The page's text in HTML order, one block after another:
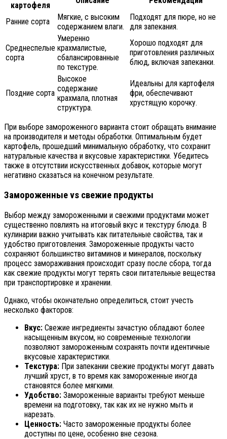
картофеля
Ранние сорта
Мягкие, с высоким
содержанием влаги.
Подходят для пюре, но не
для запекания.
Среднеспелые
сорта
Умеренно
крахмалистые,
сбалансированные
по текстуре.
Хорошо подходят для
приготовления различных
блюд, включая запеканки.
Поздние сорта
Высокое
содержание
крахмала, плотная
структура.
Идеальны для картофеля
фри, обеспечивают
хрустящую корочку.
При выборе замороженного варианта стоит обращать внимание
на производителя и методы обработки. Оптимальным будет
картофель, прошедший минимальную обработку, что сохранит
натуральные качества и вкусовые характеристики. Убедитесь
также в отсутствии искусственных добавок, которые могут
негативно сказаться на конечном результате.
Замороженные vs свежие продукты
Выбор между замороженными и свежими продуктами может
существенно повлиять на итоговый вкус и текстуру блюда. В
кулинарии важно учитывать как питательные свойства, так и
удобство приготовления. Замороженные продукты часто
сохраняют большинство витаминов и минералов, поскольку
процесс замораживания происходит сразу после сбора, тогда
как свежие продукты могут терять свои питательные вещества
при транспортировке и хранении.
Однако, чтобы окончательно определиться, стоит учесть
несколько факторов:
Вкус: Свежие ингредиенты зачастую обладают более
насыщенным вкусом, но современные технологии
позволяют замороженным сохранять почти идентичные
вкусовые характеристики.
Текстура: При запекании свежие продукты могут давать
лучший хруст, в то время как замороженные иногда
становятся более мягкими.
Удобство: Замороженные варианты требуют меньше
времени на подготовку, так как их не нужно мыть и
нарезать.
Ценность: Часто замороженные продукты более
доступны по цене, особенно вне сезона.